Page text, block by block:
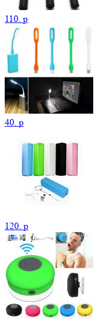
110. p
40. p
120. p